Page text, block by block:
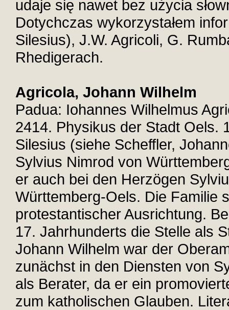
udaje się nawet bez użycia
Dotychczas wykorzystałem
Silesius), J.W. Agricoli, G.
Rhedigerach.
Agricola, Johann Wilhelm
Padua: Iohannes Wilhelmus
2414. Physikus der Stadt Oels.
Silesius (siehe Scheffler,
Sylvius Nimrod von
er auch bei den Herzögen
Württemberg-Oels. Die Familie
protestantischer Ausrichtung.
17. Jahrhunderts die Stelle als
Johann Wilhelm war der
zunächst in den Diensten von
als Berater, da er ein
zum katholischen Glauben.